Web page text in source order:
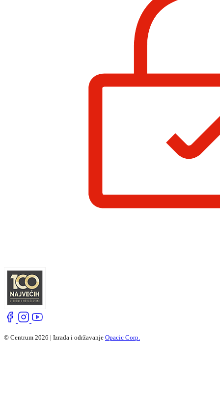
© Centrum 2026 | Izrada i održavanje Opacic Corp.